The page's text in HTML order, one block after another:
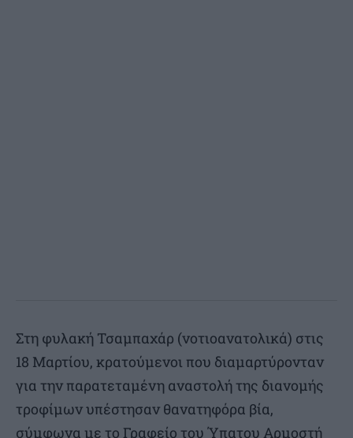
Στη φυλακή Τσαμπαχάρ (νοτιοανατολικά) στις
18 Μαρτίου, κρατούμενοι που διαμαρτύρονταν
για την παρατεταμένη αναστολή της διανομής
τροφίμων υπέστησαν θανατηφόρα βία,
σύμφωνα με το Γραφείο του Ύπατου Αρμοστή